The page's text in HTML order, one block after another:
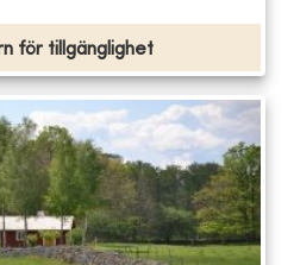
för tillgänglighet